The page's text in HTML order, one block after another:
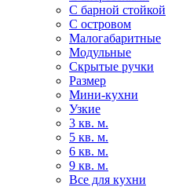
С барной стойкой
С островом
Малогабаритные
Модульные
Скрытые ручки
Размер
Мини-кухни
Узкие
3 кв. м.
5 кв. м.
6 кв. м.
9 кв. м.
Все для кухни